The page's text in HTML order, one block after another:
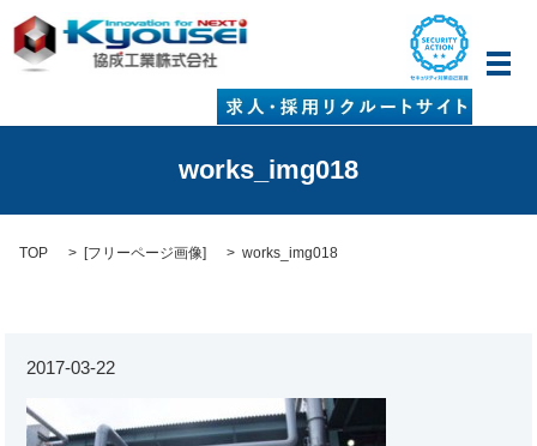
メ
works_img018
TOP [フリーページ画像] works_img018
2017-03-22